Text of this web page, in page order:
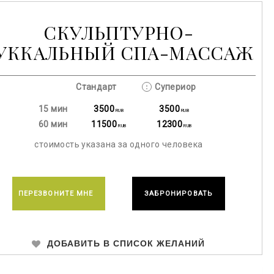
СКУЛЬПТУРНО-
СПА-МАССАЖ
Стандарт Супериор
15 мин 3500 RUB 3500 RUB
60 мин 11500 RUB 12300 RUB
стоимость указана за одного человека
ПЕРЕЗВОНИТЕ МНЕ ЗАБРОНИРОВАТЬ
ДОБАВИТЬ В СПИСОК ЖЕЛАНИЙ